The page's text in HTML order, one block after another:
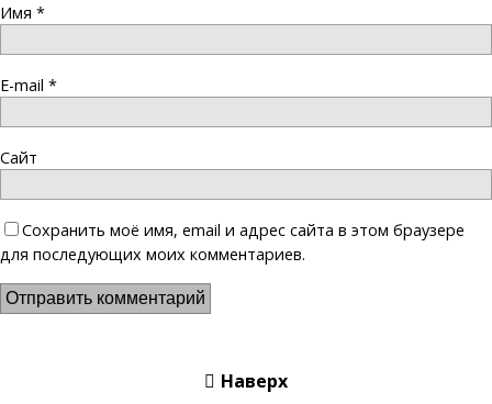
Имя *
E-mail *
Сайт
Сохранить моё имя, email и адрес сайта в этом браузере
для последующих моих комментариев.
Наверх